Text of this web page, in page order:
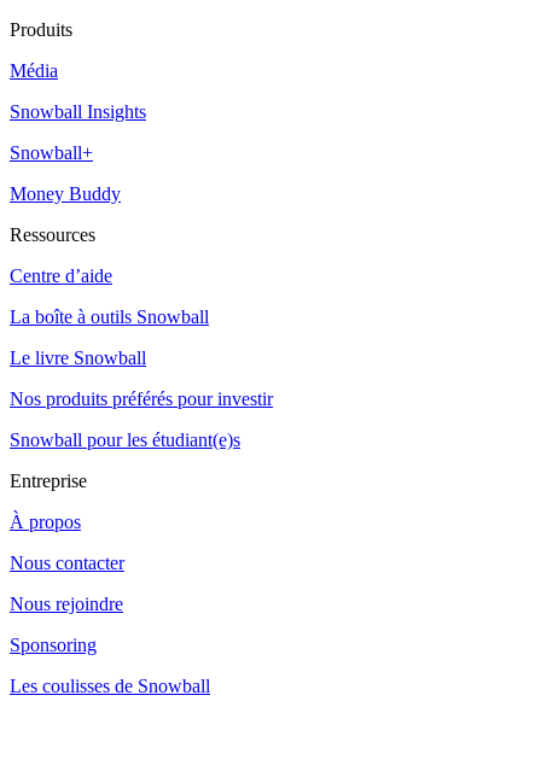
Produits
Média
Snowball Insights
Snowball+
Money Buddy
Ressources
Centre d’aide
La boîte à outils Snowball
Le livre Snowball
Nos produits préférés pour investir
Snowball pour les étudiant(e)s
Entreprise
À propos
Nous contacter
Nous rejoindre
Sponsoring
Les coulisses de Snowball